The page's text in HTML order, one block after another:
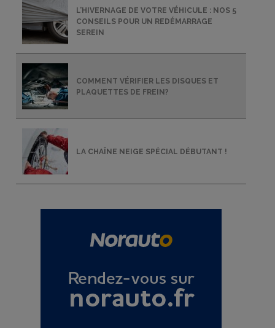
L’HIVERNAGE DE VOTRE VÉHICULE : NOS 5
CONSEILS POUR UN REDÉMARRAGE
SEREIN
COMMENT VÉRIFIER LES DISQUES ET
PLAQUETTES DE FREIN?
LA CHAÎNE NEIGE SPÉCIAL DÉBUTANT !